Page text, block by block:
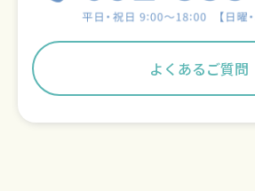
よくあるご質問